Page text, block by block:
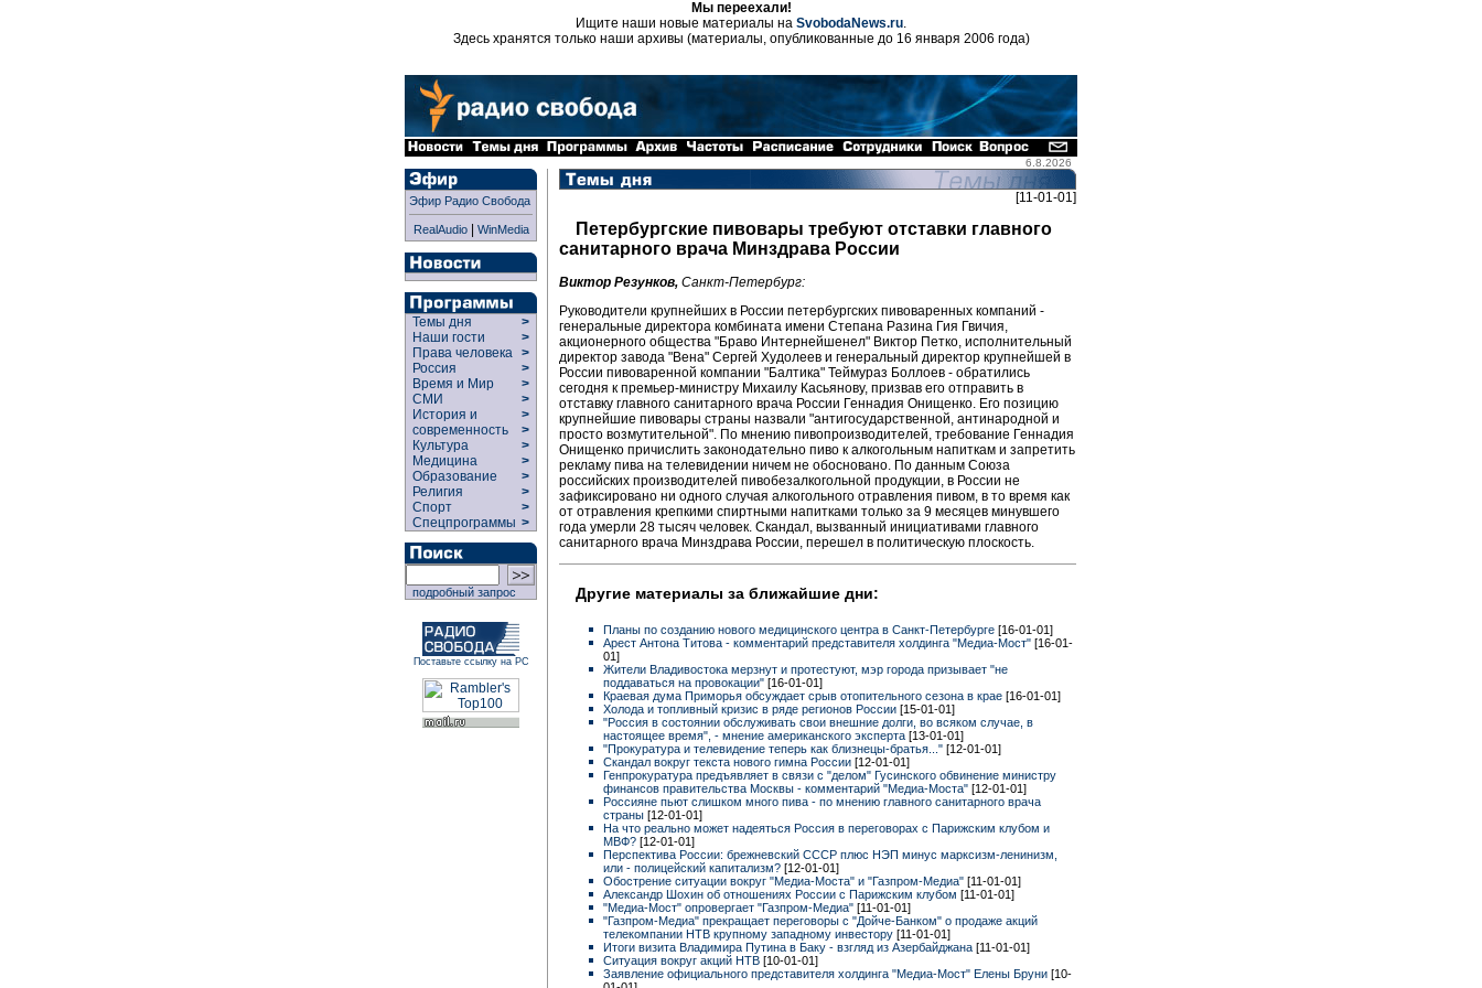
Мы переехали!
Ищите наши новые материалы на SvobodaNews.ru.
Здесь хранятся только наши архивы (материалы, опубликованные до 16 января 2006 года)
6.8.2026
Эфир Радио Свобода
RealAudio| WinMedia
Темы дня
>
Наши гости
>
Права человека >
Россия
>
Время и Мир
>
СМИ
>
История и
современность
>
>
Культура
>
Медицина
>
Образование
>
Религия
>
Спорт
>
Спецпрограммы >
подробный запрос
Поставьте ссылку на РС
[11-01-01]
Петербургские пивовары требуют отставки главного
санитарного врача Минздрава России
Виктор Резунков, Санкт-Петербург:
Руководители крупнейших в России петербургских пивоваренных компаний -
генеральные директора комбината имени Степана Разина Гия Гвичия,
акционерного общества "Браво Интернейшенел" Виктор Петко, исполнительный
директор завода "Вена" Сергей Худолеев и генеральный директор крупнейшей в
России пивоваренной компании "Балтика" Теймураз Боллоев - обратились
сегодня к премьер-министру Михаилу Касьянову, призвав его отправить в
отставку главного санитарного врача России Геннадия Онищенко. Его позицию
крупнейшие пивовары страны назвали "антигосударственной, антинародной и
просто возмутительной". По мнению пивопроизводителей, требование Геннадия
Онищенко причислить законодательно пиво к алкогольным напиткам и запретить
рекламу пива на телевидении ничем не обосновано. По данным Союза
российских производителей пивобезалкогольной продукции, в России не
зафиксировано ни одного случая алкогольного отравления пивом, в то время как
от отравления крепкими спиртными напитками только за 9 месяцев минувшего
года умерли 28 тысяч человек. Скандал, вызванный инициативами главного
санитарного врача Минздрава России, перешел в политическую плоскость.
Другие материалы за ближайшие дни:
Планы по созданию нового медицинского центра в Санкт-Петербурге [16-01-01]
Арест Антона Титова - комментарий представителя холдинга "Медиа-Мост" [16-01-
01]
Жители Владивостока мерзнут и протестуют, мэр города призывает "не
поддаваться на провокации" [16-01-01]
Краевая дума Приморья обсуждает срыв отопительного сезона в крае [16-01-01]
Холода и топливный кризис в ряде регионов России [15-01-01]
"Россия в состоянии обслуживать свои внешние долги, во всяком случае, в
настоящее время", - мнение американского эксперта [13-01-01]
"Прокуратура и телевидение теперь как близнецы-братья..." [12-01-01]
Скандал вокруг текста нового гимна России [12-01-01]
Генпрокуратура предъявляет в связи с "делом" Гусинского обвинение министру
финансов правительства Москвы - комментарий "Медиа-Моста" [12-01-01]
Россияне пьют слишком много пива - по мнению главного санитарного врача
страны [12-01-01]
На что реально может надеяться Россия в переговорах с Парижским клубом и
МВФ? [12-01-01]
Перспектива России: брежневский СССР плюс НЭП минус марксизм-ленинизм,
или - полицейский капитализм? [12-01-01]
Обострение ситуации вокруг "Медиа-Моста" и "Газпром-Медиа" [11-01-01]
Александр Шохин об отношениях России с Парижским клубом [11-01-01]
"Медиа-Мост" опровергает "Газпром-Медиа" [11-01-01]
"Газпром-Медиа" прекращает переговоры с "Дойче-Банком" о продаже акций
телекомпании НТВ крупному западному инвестору [11-01-01]
Итоги визита Владимира Путина в Баку - взгляд из Азербайджана [11-01-01]
Ситуация вокруг акций НТВ [10-01-01]
Заявление официального представителя холдинга "Медиа-Мост" Елены Бруни [10-